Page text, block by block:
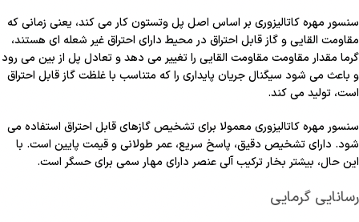
سنسور مهره کاتالیزوری بر اساس اصل پل وتستون کار می کند، یعنی زمانی که
مقاومت القایی و گاز قابل احتراق در محیط دارای احتراق غیر شعله ای هستند،
گرما مقدار مقاومت مقاومت القایی را تغییر می دهد و تعادل پل از بین می رود
و باعث می شود سیگنال جریان پایداری را که متناسب با غلظت گاز قابل احتراق
است، تولید می کند.
سنسور مهره کاتالیزوری معمولا برای تشخیص گازهای قابل احتراق استفاده می
شود. دارای تشخیص دقیق، پاسخ سریع، عمر طولانی و قیمت پایین است. با
این حال، بیشتر بخار ترکیب آلی عنصر دارای مهار سمی برای حسگر است.
رسانایی گرمایی